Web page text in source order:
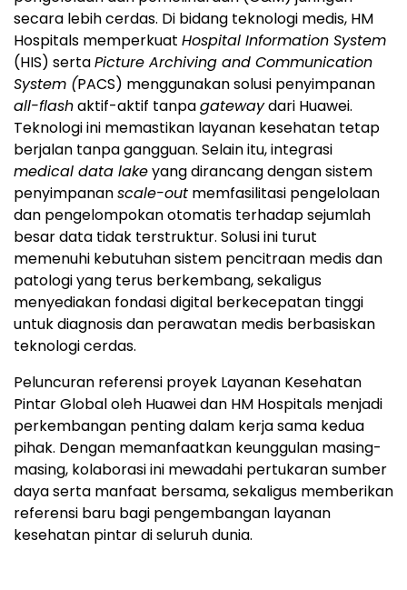
secara lebih cerdas. Di bidang teknologi medis, HM
Hospitals memperkuat Hospital Information System
(HIS) sertaPicture Archiving and Communication
System (PACS) menggunakan solusi penyimpanan
all-flashaktif-aktif tanpagatewaydari Huawei.
Teknologi ini memastikan layanan kesehatan tetap
berjalan tanpa gangguan. Selain itu, integrasi
medical data lakeyang dirancang dengan sistem
penyimpananscale-out memfasilitasi pengelolaan
dan pengelompokan otomatis terhadap sejumlah
besar data tidak terstruktur. Solusi ini turut
memenuhi kebutuhan sistem pencitraan medis dan
patologi yang terus berkembang, sekaligus
menyediakan fondasi digital berkecepatan tinggi
untuk diagnosis dan perawatan medis berbasiskan
teknologi cerdas.
Peluncuran referensi proyek Layanan Kesehatan
Pintar Global oleh Huawei dan HM Hospitals menjadi
perkembangan penting dalam kerja sama kedua
pihak. Dengan memanfaatkan keunggulan masing-
masing, kolaborasi ini mewadahi pertukaran sumber
daya serta manfaat bersama, sekaligus memberikan
referensi baru bagi pengembangan layanan
kesehatan pintar di seluruh dunia.